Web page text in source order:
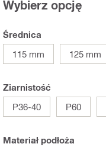
Wybierz opcję
Średnica
115 mm
125 mm
Ziarnistość
P36-40
P60
Materiał podłoża